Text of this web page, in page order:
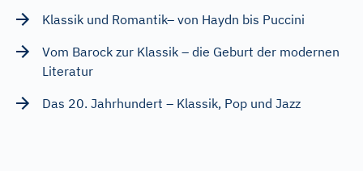
Klassik und Romantik– von Haydn bis Puccini
Vom Barock zur Klassik – die Geburt der modernen
Literatur
Das 20. Jahrhundert – Klassik, Pop und Jazz